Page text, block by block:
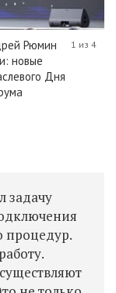
Рюмин
новые
Дня
1 из 4
задачу
процедур.